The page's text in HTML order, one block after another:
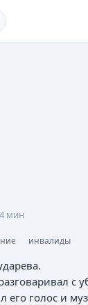
мин
инвалиды
с
голос и